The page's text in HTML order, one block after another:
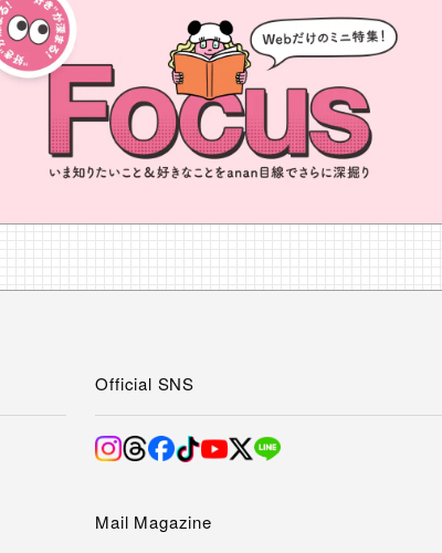
Official SNS
Mail Magazine